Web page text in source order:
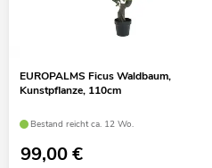
EUROPALMS Ficus Waldbaum,
Kunstpflanze, 110cm
Bestand reicht ca. 12 Wo.
99,00€